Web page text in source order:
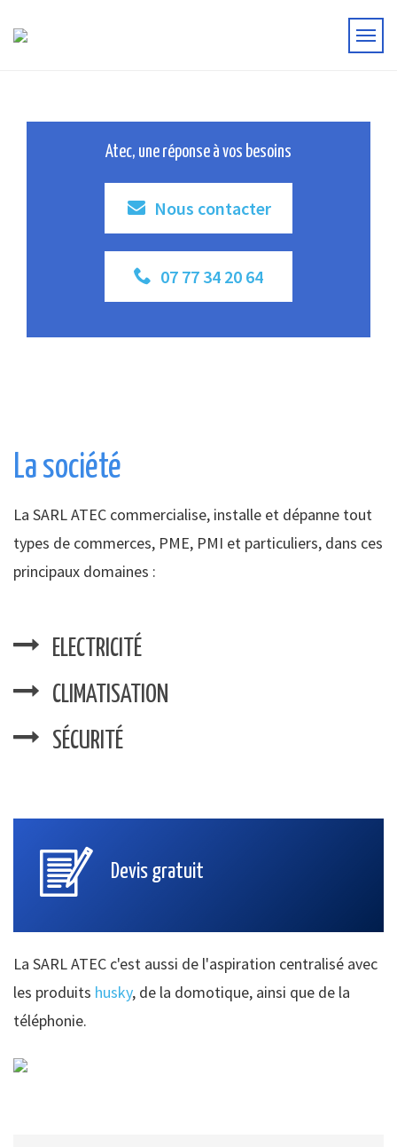
Atec, une réponse à vos besoins
Nous contacter
07 77 34 20 64
La société
La SARL ATEC commercialise, installe et dépanne tout
types de commerces, PME, PMI et particuliers, dans ces
principaux domaines :
ELECTRICITÉ
CLIMATISATION
SÉCURITÉ
Devis gratuit
La SARL ATEC c'est aussi de l'aspiration centralisé avec
les produits husky, de la domotique, ainsi que de la
téléphonie.